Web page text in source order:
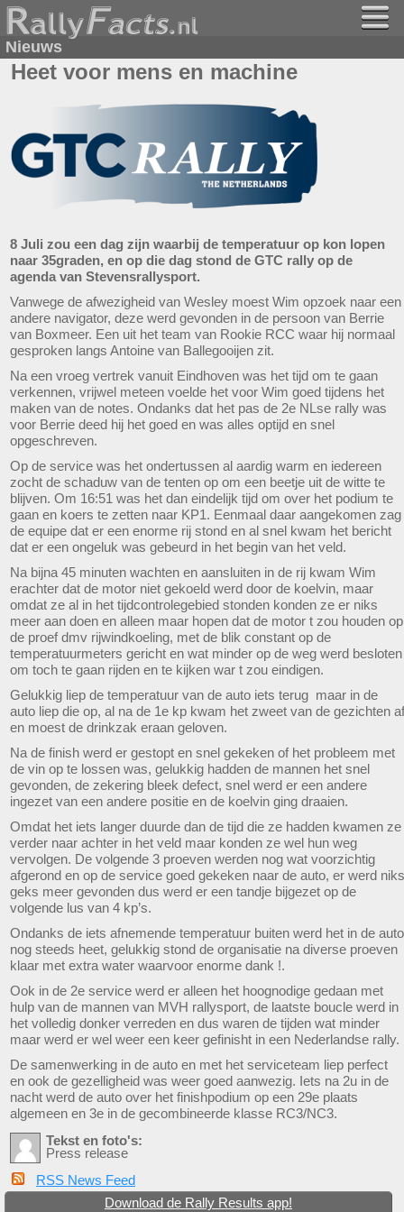
Nieuws
Heet voor mens en machine
8 Juli zou een dag zijn waarbij de temperatuur op kon lopen
naar 35graden, en op die dag stond de GTC rally op de
agenda van Stevensrallysport.
Vanwege de afwezigheid van Wesley moest Wim opzoek naar een
andere navigator, deze werd gevonden in de persoon van Berrie
van Boxmeer. Een uit het team van Rookie RCC waar hij normaal
gesproken langs Antoine van Ballegooijen zit.
Na een vroeg vertrek vanuit Eindhoven was het tijd om te gaan
verkennen, vrijwel meteen voelde het voor Wim goed tijdens het
maken van de notes. Ondanks dat het pas de 2e NLse rally was
voor Berrie deed hij het goed en was alles optijd en snel
opgeschreven.
Op de service was het ondertussen al aardig warm en iedereen
zocht de schaduw van de tenten op om een beetje uit de witte te
blijven. Om 16:51 was het dan eindelijk tijd om over het podium te
gaan en koers te zetten naar KP1. Eenmaal daar aangekomen zag
de equipe dat er een enorme rij stond en al snel kwam het bericht
dat er een ongeluk was gebeurd in het begin van het veld.
Na bijna 45 minuten wachten en aansluiten in de rij kwam Wim
erachter dat de motor niet gekoeld werd door de koelvin, maar
omdat ze al in het tijdcontrolegebied stonden konden ze er niks
meer aan doen en alleen maar hopen dat de motor t zou houden op
de proef dmv rijwindkoeling, met de blik constant op de
temperatuurmeters gericht en wat minder op de weg werd besloten
om toch te gaan rijden en te kijken war t zou eindigen.
Gelukkig liep de temperatuur van de auto iets terug maar in de
auto liep die op, al na de 1e kp kwam het zweet van de gezichten af
en moest de drinkzak eraan geloven.
Na de finish werd er gestopt en snel gekeken of het probleem met
de vin op te lossen was, gelukkig hadden de mannen het snel
gevonden, de zekering bleek defect, snel werd er een andere
ingezet van een andere positie en de koelvin ging draaien.
Omdat het iets langer duurde dan de tijd die ze hadden kwamen ze
verder naar achter in het veld maar konden ze wel hun weg
vervolgen. De volgende 3 proeven werden nog wat voorzichtig
afgerond en op de service goed gekeken naar de auto, er werd niks
geks meer gevonden dus werd er een tandje bijgezet op de
volgende lus van 4 kp’s.
Ondanks de iets afnemende temperatuur buiten werd het in de auto
nog steeds heet, gelukkig stond de organisatie na diverse proeven
klaar met extra water waarvoor enorme dank !.
Ook in de 2e service werd er alleen het hoognodige gedaan met
hulp van de mannen van MVH rallysport, de laatste boucle werd in
het volledig donker verreden en dus waren de tijden wat minder
maar werd er wel weer een keer gefinisht in een Nederlandse rally.
De samenwerking in de auto en met het serviceteam liep perfect
en ook de gezelligheid was weer goed aanwezig. Iets na 2u in de
nacht werd de auto over het finishpodium op een 29e plaats
algemeen en 3e in de gecombineerde klasse RC3/NC3.
Tekst en foto's:
Press release
RSS News Feed
Download de Rally Results app!